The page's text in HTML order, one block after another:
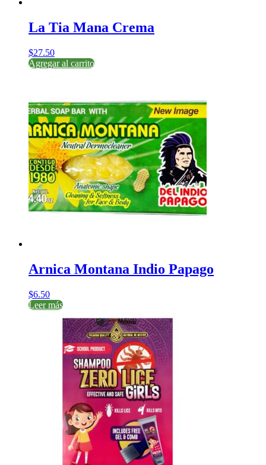
La Tia Mana Crema
$27.50
Agregar al carrito
Arnica Montana Indio Papago
$6.50
Leer más